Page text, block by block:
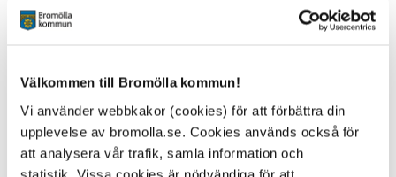
Välkommen till Bromölla kommun!
Vi använder webbkakor (cookies) för att förbättra din
upplevelse av bromolla.se. Cookies används också för
att analysera vår trafik, samla information och
statistik. Vissa cookies är nödvändiga för att
Alla platser